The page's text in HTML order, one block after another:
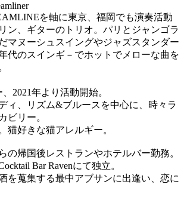
を軸に東京、福岡でも演奏活動
ン、ギターのトリオ。パリとジャンゴラ
マヌーシュスイングやジャズスタンダー
代のスインギ－でホットでメローな曲を
2021年より活動開始。
ィ、リズム&ブルースを中心に、時々ラ
ビリー。
猫好きな猫アレルギー。
の帰国後レストランやホテルバー勤務。
Bar Ravenにて独立。
を蒐集する最中アブサンに出逢い、恋に